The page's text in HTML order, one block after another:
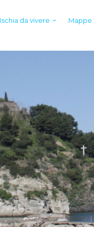
Ischia da vivere Mappe